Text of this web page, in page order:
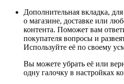
Дополнительная вкладка,
о магазине, доставке или
контента. Поможет вам
покупателя вопросы и
Используйте её по своему
Вы можете убрать её или
одну галочку в настройках